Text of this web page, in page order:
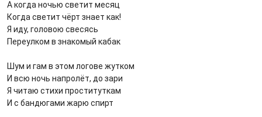
А когда ночью светит месяц
Когда светит чёрт знает как!
Я иду, головою свесясь
Переулком в знакомый кабак
Шум и гам в этом логове жутком
И всю ночь напролёт, до зари
Я читаю стихи проституткам
И с бандюгами жарю спирт